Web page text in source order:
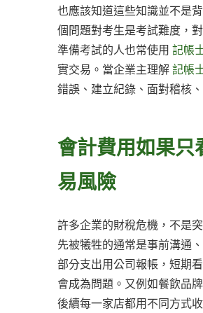
也應該知道這些知識並不是
個問題對考生是考試難度，
準備考試的人也常使用 記帳
實交易。當企業主理解記帳
錯誤、建立紀錄、面對稽核
會計費用如果只
易風險
許多企業的財稅危機，不是
先被犧牲的通常是事前溝通
部分支出用公司報帳，短期
會成為問題。又例如餐飲品
後續每一家店都用不同方式